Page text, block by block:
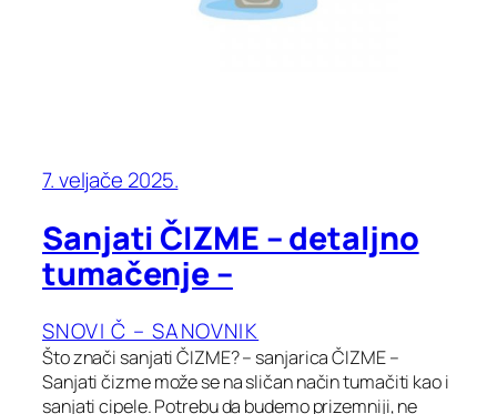
7. veljače 2025.
Sanjati ČIZME – detaljno
tumačenje –
SNOVI Č – SANOVNIK
Što znači sanjati ČIZME? – sanjarica ČIZME –
Sanjati čizme može se na sličan način tumačiti kao i
sanjati cipele. Potrebu da budemo prizemniji, ne